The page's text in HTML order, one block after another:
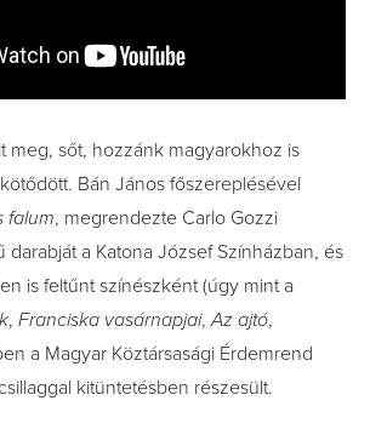
meg, sőt, hozzánk magyarokhoz is
Bán János főszereplésével
falum, megrendezte Carlo Gozzi
darabját a Katona József Színházban, és
is feltűnt színészként (úgy mint a
, Franciska vasárnapjai,Az ajtó,
a Magyar Köztársasági Érdemrend
kitüntetésben részesült.